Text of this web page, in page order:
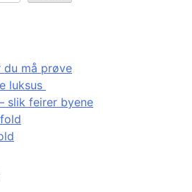
må prøve
luksus
slik feirer byene